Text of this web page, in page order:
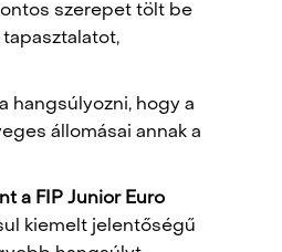
szerepet tölt be
hangsúlyozni, hogy a
állomásai annak a
a FIP Junior Euro
kiemelt jelentőségű